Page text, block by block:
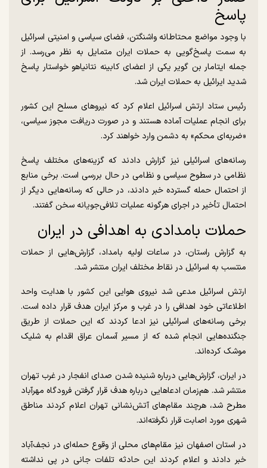
پاسخ
با وجود مواضع محتاطانه واشنگتن، فضای سیاسی و امنیتی اسرائیل
به سمت پاسخ‌گویی به حملات ایران متمایل به نظر می‌رسد. از
جمله ایتامار بن گویر یکی از اعضای کابینه نتانیاهو خواستار پاسخ
شدید ایرائیل به حملات ایران شد.
رئیس ستاد ارتش اسرائیل اعلام کرد که نیرو‌های مسلح این کشور
برای انجام عملیات آماده هستند و در صورت دریافت مجوز سیاسی،
«ضربه‌ای محکم» به دشمن وارد خواهند کرد.
رسانه‌های اسرائیلی نیز گزارش دادند که گزینه‌های مختلف پاسخ
نظامی در سطوح سیاسی و نظامی در حال بررسی است. برخی منابع
از احتمال حمله گسترده خبر دادند، در حالی که رسانه‌هایی دیگر از
احتمال تأخیر در اجرای هرگونه عملیات تلافی‌جویانه سخن گفتند.
حملات بامدادی به اهدافی در ایران
به گزارش راستان، در ساعات اولیه بامداد، گزارش‌هایی از حملات
منتسب به اسرائیل در نقاط مختلف ایران منتشر شد.
ارتش اسرائیل مدعی شد نیروی هوایی این کشور با هدایت واحد
اطلاعاتی خود اهدافی را در غرب و مرکز ایران هدف قرار داده است.
برخی رسانه‌های اسرائیلی نیز ادعا کردند که این حملات از طریق
جنگنده‌هایی انجام شده که از مسیر آسمان عراق اقدام به شلیک
موشک کرده‌اند.
در ایران، گزارش‌هایی درباره شنیده شدن صدای انفجار در غرب تهران
منتشر شد. هم‌زمان ادعا‌هایی درباره هدف قرار گرفتن فرودگاه مهرآباد
مطرح شد، هرچند مقام‌های آتش‌نشانی تهران اعلام کردند مناطق
شهری مورد اصابت قرار نگرفته‌اند.
در استان اصفهان نیز مقام‌های محلی از وقوع حمله‌ای در نجف‌آباد
خبر دادند و اعلام کردند این حادثه تلفات جانی در پی نداشته